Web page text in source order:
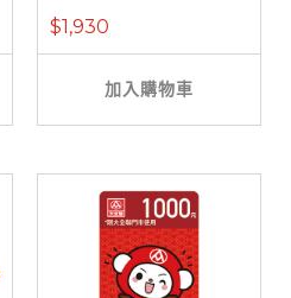
$1,930
加入購物車